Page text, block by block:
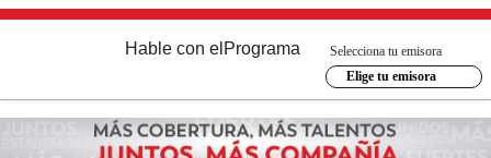
Hable con el Programa
Selecciona tu emisora
Elige tu emisora